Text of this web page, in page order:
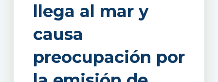
llega al mar y
causa
preocupación por